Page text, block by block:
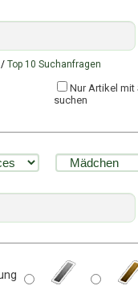
/ Top 10 Suchanfragen
Nur Artikel
suchen